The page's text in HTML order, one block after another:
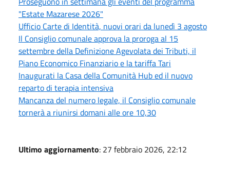
"Estate Mazarese 2026"
Ufficio Carte di Identità, nuovi orari da lunedì 3 agosto
Il Consiglio comunale approva la proroga al 15
settembre della Definizione Agevolata dei Tributi, il
Piano Economico Finanziario e la tariffa Tari
Inaugurati la Casa della Comunità Hub ed il nuovo
reparto di terapia intensiva
Mancanza del numero legale, il Consiglio comunale
tornerà a riunirsi domani alle ore 10,30
Ultimo aggiornamento: 27 febbraio 2026, 22:12